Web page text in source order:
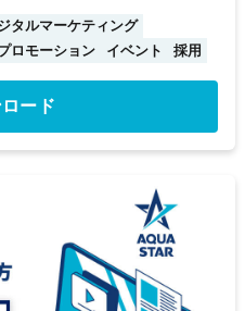
タルマーケティング
ロモーション イベント 採用
ード